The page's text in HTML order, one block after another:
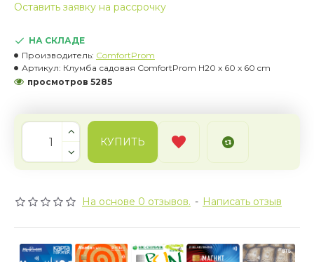
НА СКЛАДЕ
Производитель: ComfortProm
Артикул: Клумба садовая ComfortProm H20 x 60 x 60 cm
просмотров 5285
На основе 0 отзывов. - Написать отзыв
Оставить заявку на рассрочку
КУПИТЬ